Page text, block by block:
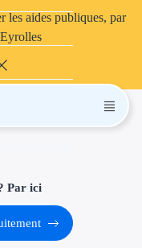
les aides publiques, par
Projets finançables
Aides à
Aides
Thématiques
Financement
Par ici